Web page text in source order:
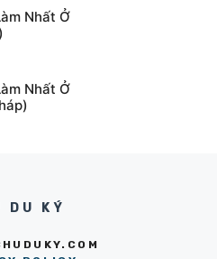
Nhất Ở
Nhất Ở
DU KÝ